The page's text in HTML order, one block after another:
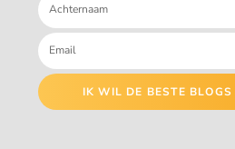
IK WIL DE BESTE